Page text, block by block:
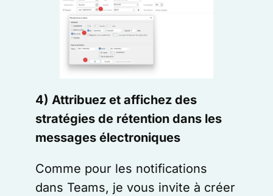
4) Attribuez et affichez des
stratégies de rétention dans les
messages électroniques
Comme pour les notifications
dans Teams, je vous invite à créer